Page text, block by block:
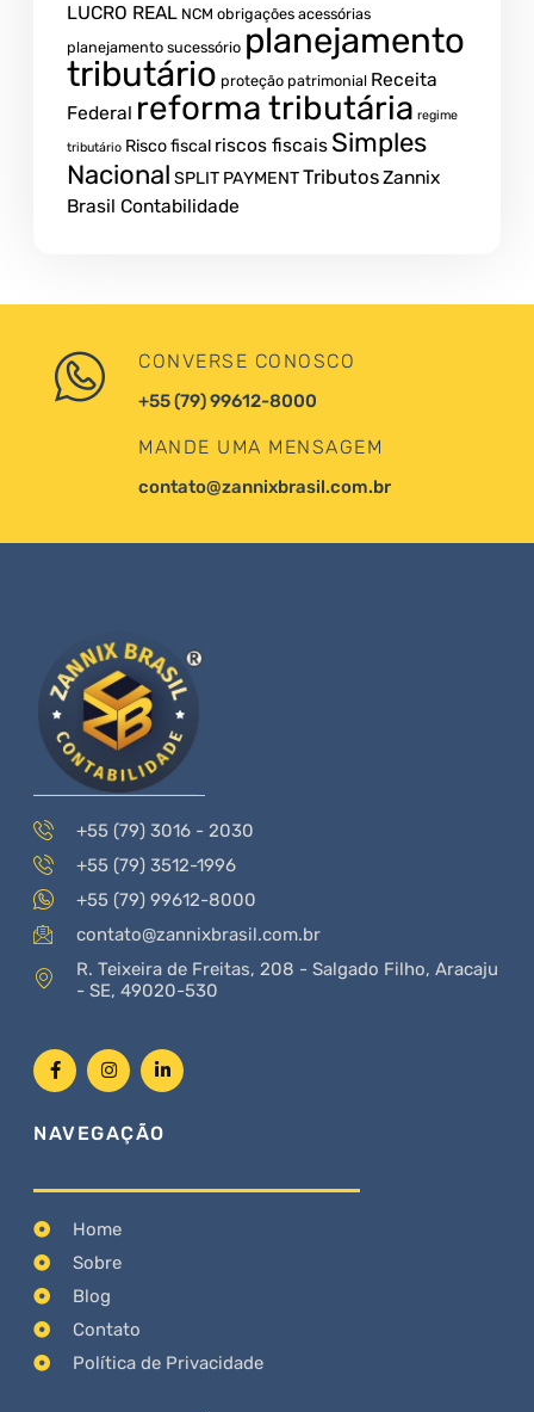
LUCRO REAL NCM obrigações acessórias
planejamento sucessório planejamento
tributário proteção patrimonial Receita
Federal reforma tributária regime
tributário Risco fiscal riscos fiscais Simples
Nacional SPLIT PAYMENTTributosZannix
Brasil Contabilidade
CONVERSE CONOSCO
+55 (79) 99612-8000
MANDE UMA MENSAGEM
contato@zannixbrasil.com.br
+55 (79) 3016 - 2030
+55 (79) 3512-1996
+55 (79) 99612-8000
contato@zannixbrasil.com.br
R. Teixeira de Freitas, 208 - Salgado Filho, Aracaju
- SE, 49020-530
NAVEGAÇÃO
Home
Sobre
Blog
Contato
Política de Privacidade